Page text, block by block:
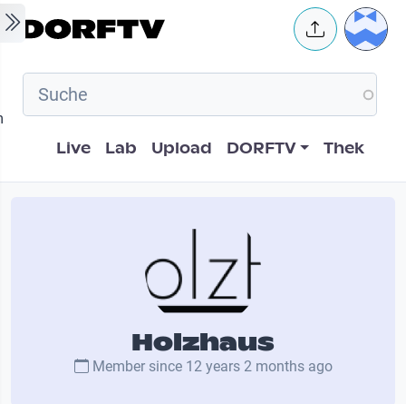
Skip to main content User
Hauptnavigation
Live Lab Upload DORFTV Thek
Holzhaus
Member since 12 years 2 months ago